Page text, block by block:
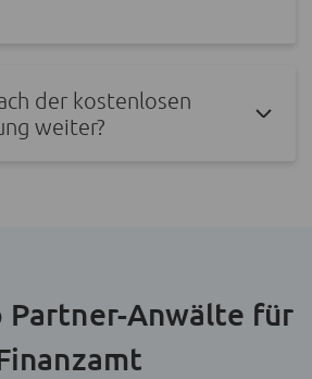
der kostenlosen
weiter?
Partner-Anwälte für